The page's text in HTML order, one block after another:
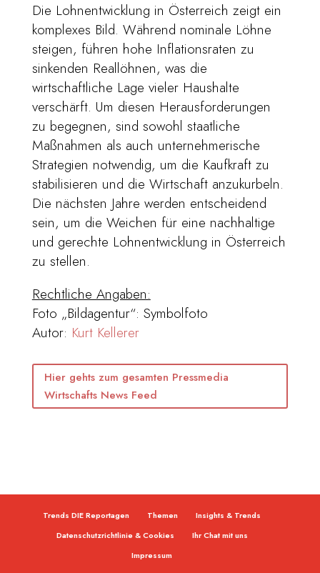
Die Lohnentwicklung in Österreich zeigt ein
komplexes Bild. Während nominale Löhne
steigen, führen hohe Inflationsraten zu
sinkenden Reallöhnen, was die
wirtschaftliche Lage vieler Haushalte
verschärft. Um diesen Herausforderungen
zu begegnen, sind sowohl staatliche
Maßnahmen als auch unternehmerische
Strategien notwendig, um die Kaufkraft zu
stabilisieren und die Wirtschaft anzukurbeln.
Die nächsten Jahre werden entscheidend
sein, um die Weichen für eine nachhaltige
und gerechte Lohnentwicklung in Österreich
zu stellen.
Rechtliche Angaben:
Foto „Bildagentur“: Symbolfoto
Autor: Kurt Kellerer
Hier gehts zum gesamten Pressmedia
Wirtschafts News Feed
Trends DIE Reportagen Themen
Insights & Trends
Datenschutzrichtlinie & Cookies
Ihr Chat mit uns
Impressum